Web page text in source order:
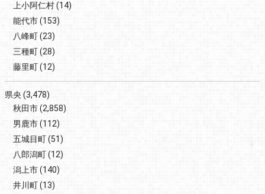
上小阿仁村(14)
能代市(153)
八峰町(23)
三種町(28)
藤里町(12)
県央(3,478)
秋田市(2,858)
男鹿市(112)
五城目町(51)
八郎潟町(12)
潟上市(140)
井川町(13)